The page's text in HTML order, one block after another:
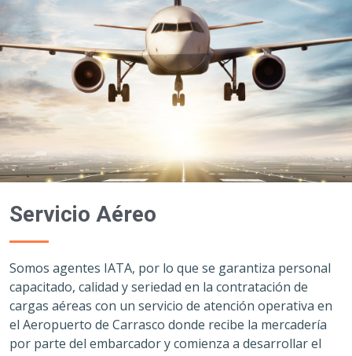
Servicio Aéreo
Somos agentes IATA, por lo que se garantiza personal
capacitado, calidad y seriedad en la contratación de
cargas aéreas con un servicio de atención operativa en
el Aeropuerto de Carrasco donde recibe la mercadería
por parte del embarcador y comienza a desarrollar el